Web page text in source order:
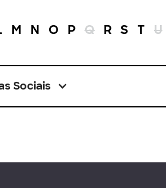
M N O P Q R S T U
Sociais